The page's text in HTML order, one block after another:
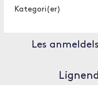
Kategori(er)
Les